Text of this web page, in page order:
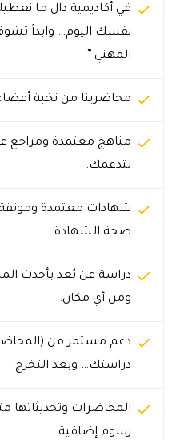
في أكاديمية دال ما
نفسك اليوم… وابدأ
المهني.”
محاضرينا من نخبة
مناهج معتمدة ومراجع
لتدعمك.
شهادات معتمدة
صحة الشهادة.
دراسة عن بُعد بأحدث
ومن أي مكان.
دعم مستمر من
دراستك… وبعد التخرج.
المحاضرات وتحديثاتها
رسوم إضافية.